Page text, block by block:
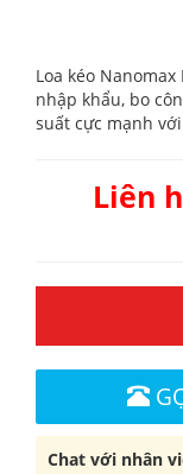
Loa kéo
nhập khẩu, bo
suất cực mạnh
Liên
Chat với nhân